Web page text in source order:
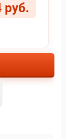
руб.